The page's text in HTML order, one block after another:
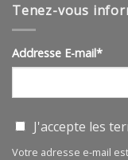
Tenez-vous
Addresse E-mail*
J'accepte les
Votre adresse e-mail